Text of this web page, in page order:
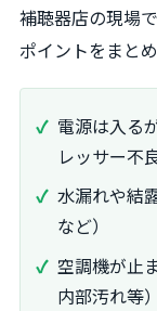
補聴器店の現場
ポイントをまとめ
電源は入る
レッサー不
水漏れや結
など）
空調機が止
内部汚れ等）